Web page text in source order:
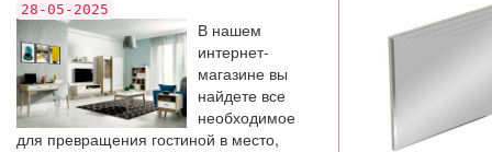
28-05-2025
В нашем
интернет-
магазине вы
найдете все
необходимое
для превращения гостиной в место,